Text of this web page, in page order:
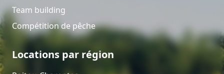
Team building
Compétition de pêche
Locations par région